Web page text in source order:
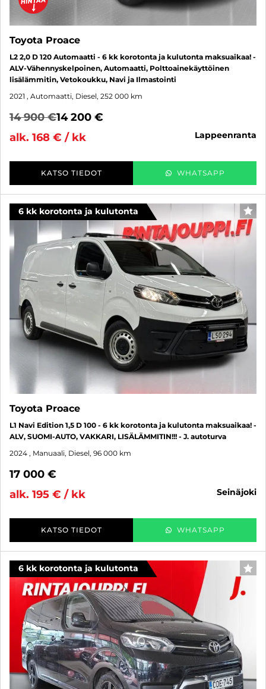
Toyota Proace
L2 2,0 D 120 Automaatti - 6 kk korotonta ja kulutonta maksuaikaa! -
ALV-Vähennyskelpoinen, Automaatti, Polttoainekäyttöinen
lisälämmitin, Vetokoukku, Navi ja Ilmastointi
2021 , Automaatti, Diesel, 252 000 km
14 900 €14 200 €
alk. 168 € / kk
lappeenranta
KATSO TIEDOT WHATSAPP
6 kk korotonta ja kulutonta
Toyota Proace
L1 Navi Edition 1,5 D 100 - 6 kk korotonta ja kulutonta maksuaikaa! -
ALV, SUOMI-AUTO, VAKKARI, LISÄLÄMMITIN!!! - J. autoturva
2024 , Manuaali, Diesel, 96 000 km
17 000 €
alk. 195 € / kk
seinäjoki
KATSO TIEDOT WHATSAPP
6 kk korotonta ja kulutonta